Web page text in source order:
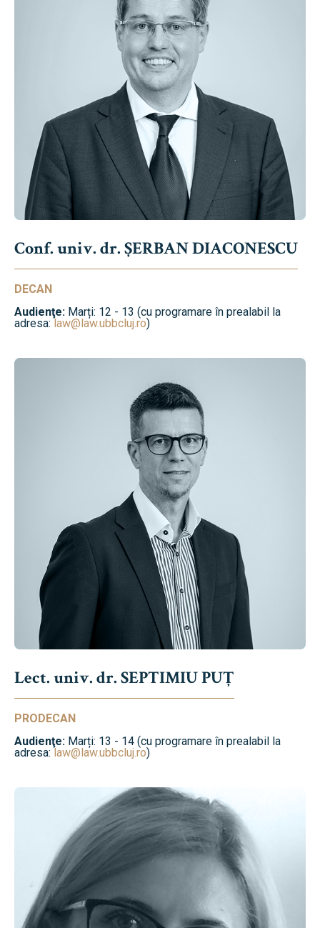
Conf. univ. dr. ȘERBAN DIACONESCU
DECAN
Audienţe: Marți: 12 - 13 (cu programare în prealabil la
adresa:law@law.ubbcluj.ro)
Lect. univ. dr. SEPTIMIU PUȚ
PRODECAN
Audienţe: Marți: 13 - 14 (cu programare în prealabil la
adresa:law@law.ubbcluj.ro)